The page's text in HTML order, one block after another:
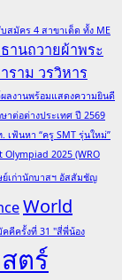
สมัคร 4 สาขาเด็ด ทั้ง ME
านถวายผ้าพระ
ราม วรวิหาร
ลงานพร้อมแสดงความยินดี
าต่อต่างประเทศ ปี 2569
เฟ้นหา “ครู SMT รุ่นใหม่”
2025 (WRO
เก่านักบาสฯ อัสสัมชัญ
World
คีครั้งที่ 31 "สี่พี่น้อง
ตร์